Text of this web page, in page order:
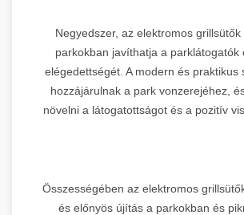
Negyedszer, az elektromos
parkokban javíthatja a parklátogatók
elégedettségét. A modern és praktikus
hozzájárulnak a park vonzerejéhez,
növelni a látogatottságot és a pozitív
Összességében az elektromos
és előnyös újítás a parkokban és